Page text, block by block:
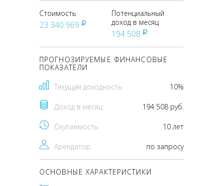
Стоимость
23 340 969 pуб
Потенциальный
доход в месяц
194 508 pуб
ПРОГНОЗИРУЕМЫЕ ФИНАНСОВЫЕ
ПОКАЗАТЕЛИ
Текущая доходность 10%
Доход в месяц 194 508 руб.
Окупаемость 10 лет
Арендатор по запросу
ОСНОВНЫЕ ХАРАКТЕРИСТИКИ